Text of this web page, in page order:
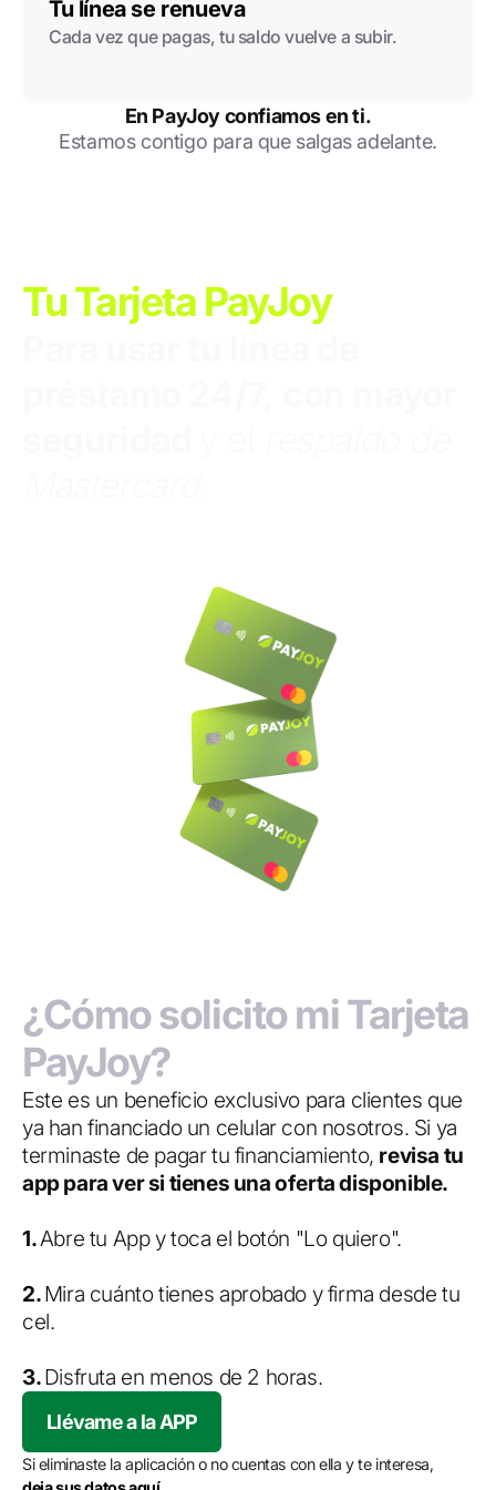
Tu línea se renueva
Cada vez que pagas, tu saldo vuelve a subir.
En PayJoy confiamos en ti.
Estamos contigo para que salgas adelante.
Tu Tarjeta PayJoy
¿Cómo solicito mi Tarjeta
PayJoy?
Este es un beneficio exclusivo para clientes que
ya han financiado un celular con nosotros. Si ya
terminaste de pagar tu financiamiento, revisa tu
app para ver si tienes una oferta disponible.
1.Abre tu App y toca el botón "Lo quiero".
2.Mira cuánto tienes aprobado y firma desde tu
cel.
3.Disfruta en menos de 2 horas.
Llévame a la APP
Si eliminaste la aplicación o no cuentas con ella y te interesa,